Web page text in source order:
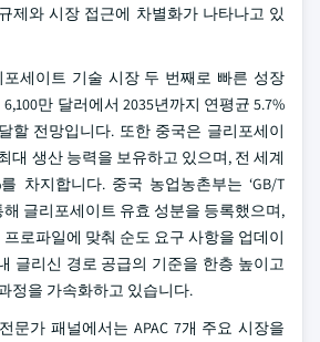
제와 시장 접근에 차별화가 나타나고 있
세이트 기술 시장 두 번째로 빠른 성장
만 달러에서 2035년까지 연평균 5.7%
할 전망입니다. 또한 중국은 글리포세이
대 생산 능력을 보유하고 있으며, 전 세계
차지합니다. 중국 농업농촌부는 ‘GB/T
해 글리포세이트 유효 성분을 등록했으며,
프로파일에 맞춰 순도 요구 사항을 업데이
글리신 경로 공급의 기준을 한층 높이고
정을 가속화하고 있습니다.
문가 패널에서는 APAC 7개 주요 시장을